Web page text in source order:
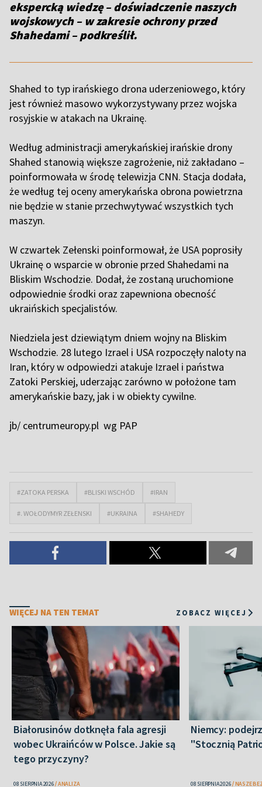
ekspercką wiedzę – doświadczenie naszych
wojskowych – w zakresie ochrony przed
Shahedami – podkreślił.
Shahed to typ irańskiego drona uderzeniowego, który
jest również masowo wykorzystywany przez wojska
rosyjskie w atakach na Ukrainę.
Według administracji amerykańskiej irańskie drony
Shahed stanowią większe zagrożenie, niż zakładano –
poinformowała w środę telewizja CNN. Stacja dodała,
że według tej oceny amerykańska obrona powietrzna
nie będzie w stanie przechwytywać wszystkich tych
maszyn.
W czwartek Zełenski poinformował, że USA poprosiły
Ukrainę o wsparcie w obronie przed Shahedami na
Bliskim Wschodzie. Dodał, że zostaną uruchomione
odpowiednie środki oraz zapewniona obecność
ukraińskich specjalistów.
Niedziela jest dziewiątym dniem wojny na Bliskim
Wschodzie. 28 lutego Izrael i USA rozpoczęły naloty na
Iran, który w odpowiedzi atakuje Izrael i państwa
Zatoki Perskiej, uderzając zarówno w położone tam
amerykańskie bazy, jak i w obiekty cywilne.
jb/ centrumeuropy.pl wg PAP
#ZATOKA PERSKA #BLISKI WSCHÓD #IRAN
#. WOŁODYMYR ZEŁENSKI #UKRAINA #SHAHEDY
WIĘCEJ NA TEN TEMAT ZOBACZ WIĘCEJ
Białorusinów dotknęła fala agresji
wobec Ukraińców w Polsce. Jakie są
tego przyczyny?
08 SIERPNIA 2026 ANALIZA
Niemcy:
"Stocznią
08 SIERPNIA 2026 NASZE